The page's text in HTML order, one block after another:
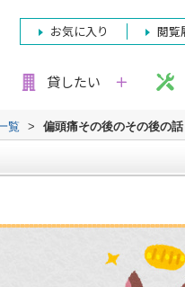
お気に入り 閲覧
貸したい
覧 > 偏頭痛その後のその後の話